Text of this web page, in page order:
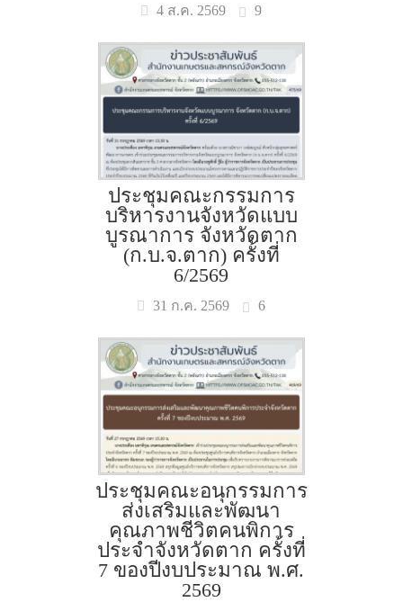
4 ส.ค. 2569 9
ประชุมคณะกรรมการ
บริหารงานจังหวัดแบบ
บูรณาการ จังหวัดตาก
(ก.บ.จ.ตาก) ครั้งที่
6/2569
31 ก.ค. 2569 6
ประชุมคณะอนุกรรมการ
ส่งเสริมและพัฒนา
คุณภาพชีวิตคนพิการ
ประจำจังหวัดตาก ครั้งที่
7 ของปีงบประมาณ พ.ศ.
2569